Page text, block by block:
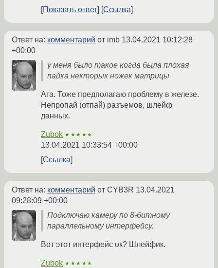
Показать ответ
Ссылка
Ответ на: комментарий от imb 13.04.2021 10:12:28
+00:00
у меня было такое когда была плохая
пайка некторых ножек матрицы
Ага. Тоже предполагаю проблему в железе.
Непропай (отпай) разъемов, шлейф
данных.
Zubok ★★★★★
13.04.2021 10:33:54 +00:00
Ссылка
Ответ на: комментарий от CYB3R 13.04.2021
09:28:09 +00:00
Подключаю камеру по 8-битному
параллельному интерфейсу.
Вот этот интерфейс ок? Шлейфик.
Zubok ★★★★★